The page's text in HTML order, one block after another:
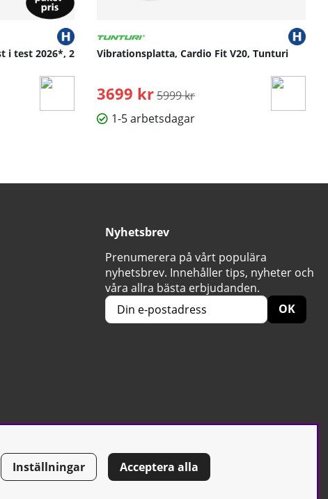
i test 2026*, 2
Vibrationsplatta, Cardio Fit V20, Tunturi
3699 kr Ordinarie pris:
5999 kr
1-5 arbetsdagar
Nyhetsbrev
Prenumerera på vårt populära
nyhetsbrev. Innehåller tips, nyheter och
våra allra bästa erbjudanden.
OK
| Tel: 0500-42 87 00
Inställningar Acceptera alla